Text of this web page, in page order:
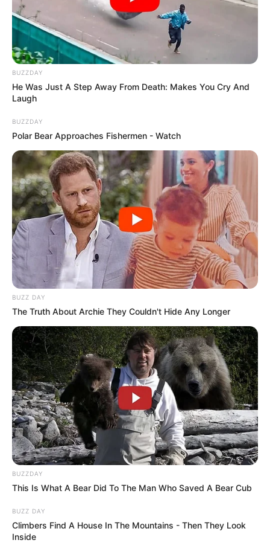
BUZZDAY
He Was Just A Step Away From Death: Makes You Cry And
Laugh
BUZZDAY
Polar Bear Approaches Fishermen - Watch
BUZZ DAY
The Truth About Archie They Couldn't Hide Any Longer
BUZZDAY
This Is What A Bear Did To The Man Who Saved A Bear Cub
BUZZ DAY
Climbers Find A House In The Mountains - Then They Look
Inside